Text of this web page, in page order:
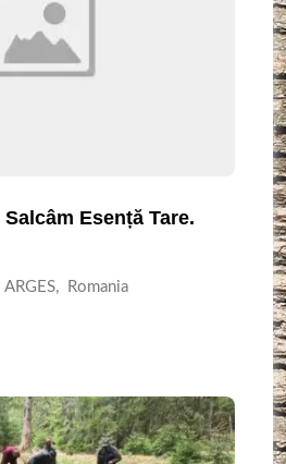
Esență Tare.
ARGES, Romania